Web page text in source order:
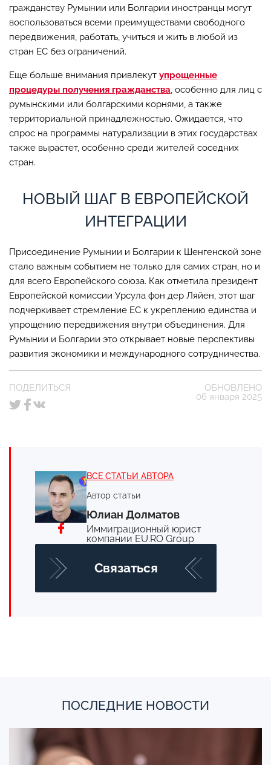
гражданству Румынии или Болгарии иностранцы могут
воспользоваться всеми преимуществами свободного
передвижения, работать, учиться и жить в любой из
стран ЕС без ограничений.
Еще больше внимания привлекут упрощенные
процедуры получения гражданства, особенно для лиц с
румынскими или болгарскими корнями, а также
территориальной принадлежностью. Ожидается, что
спрос на программы натурализации в этих государствах
также вырастет, особенно среди жителей соседних
стран.
НОВЫЙ ШАГ В ЕВРОПЕЙСКОЙ
ИНТЕГРАЦИИ
Присоединение Румынии и Болгарии к Шенгенской зоне
стало важным событием не только для самих стран, но и
для всего Европейского союза. Как отметила президент
Европейской комиссии Урсула фон дер Ляйен, этот шаг
подчеркивает стремление ЕС к укреплению единства и
упрощению передвижения внутри объединения. Для
Румынии и Болгарии это открывает новые перспективы
развития экономики и международного сотрудничества.
ПОДЕЛИТЬСЯ
ОБНОВЛЕНО
06 января 2025
ВСЕ СТАТЬИ АВТОРА
Автор статьи
Юлиан Долматов
Иммиграционный юрист
компании EU.RO Group
Cвязаться
ПОСЛЕДНИЕ НОВОСТИ